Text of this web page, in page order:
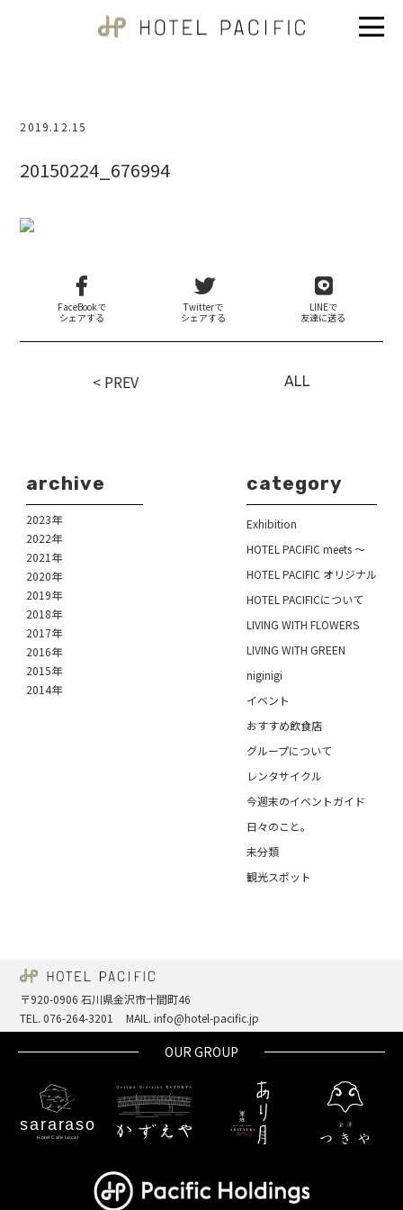
2019.12.15
20150224_676994
FaceBookで
シェアする
Twitterで
シェアする
LINEで
友達に送る
< PREV ALL
archive
2023年
2022年
2021年
2020年
2019年
2018年
2017年
2016年
2015年
2014年
category
Exhibition
HOTEL PACIFIC meets ～
HOTEL PACIFIC オリジナル
HOTEL PACIFICについて
LIVING WITH FLOWERS
LIVING WITH GREEN
niginigi
イベント
おすすめ飲食店
グループについて
レンタサイクル
今週末のイベントガイド
日々のこと。
未分類
観光スポット
〒920-0906 石川県金沢市十間町46
TEL. 076-264-3201
MAIL. info@hotel-pacific.jp
OUR GROUP